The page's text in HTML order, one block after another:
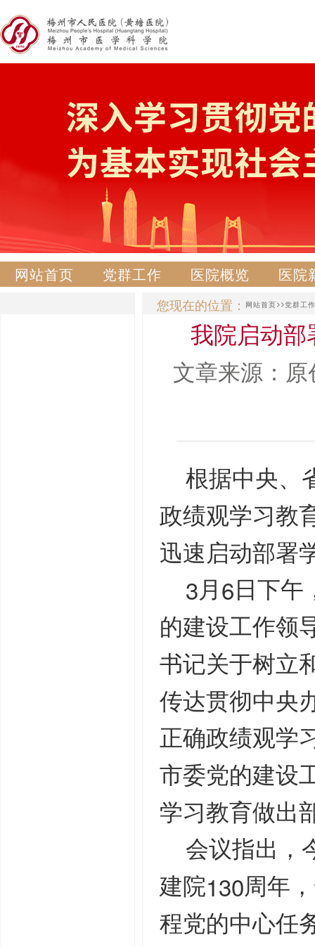
网站首页 党群工作 医院概览 医院
您现在的位置： 网站首页>>党群工作
我院启动
文章来源：原
根据中央、
政绩观学习教
迅速启动部署
3月 6 日下午
的建设工作领
书记关于树立
传达贯彻中央
正确政绩观学
市委党的建设
学习教育做出
会议指出，
建院130周年
程党的中心任